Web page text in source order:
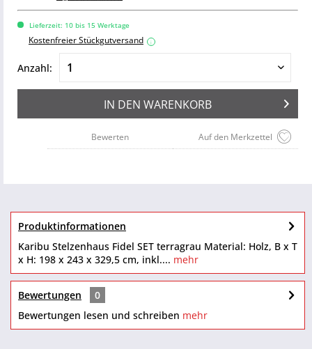
Lieferzeit: 10 bis 15 Werktage
Kostenfreier Stückgutversand i
Anzahl:
IN DEN WARENKORB
Auf den Merkzettel
Bewerten
Produktinformationen
Karibu Stelzenhaus Fidel SET terragrau Material: Holz, B x T
x H: 198 x 243 x 329,5 cm, inkl.... mehr
Bewertungen
0
Bewertungen lesen und schreiben mehr